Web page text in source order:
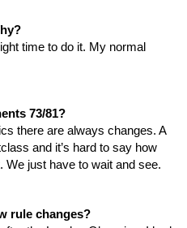
time to do it. My normal
73/81?
there are always changes. A
and it’s hard to say how
We just have to wait and see.
rule changes?